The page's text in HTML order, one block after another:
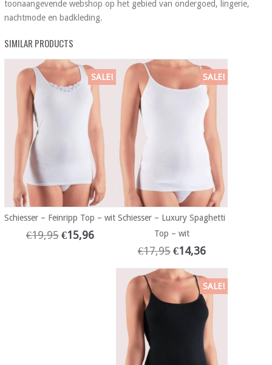
toonaangevende webshop op het gebied van ondergoed, lingerie,
nachtmode en badkleding.
SIMILAR PRODUCTS
SALE!
Schiesser – Feinripp Top – wit
€19,95 €15,96
SALE!
Schiesser – Luxury Spaghetti
Top – wit
€17,95 €14,36
SALE!